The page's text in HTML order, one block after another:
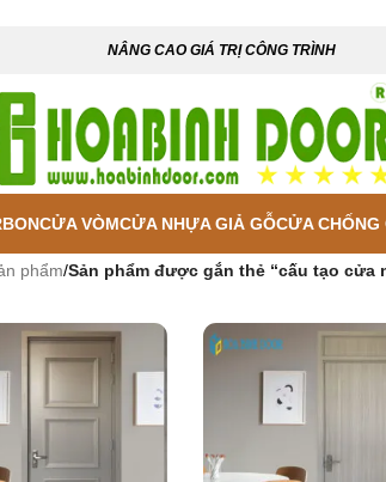
NÂNG CAO GIÁ TRỊ CÔNG TRÌNH
CỬA VÒMCỬA NHỰA GIẢ GỖCỬA CHỐNG
phẩm/Sản phẩm được gắn thẻ “cấu tạo cửa